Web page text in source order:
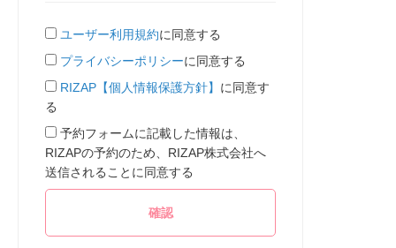
ユーザー利用規約に同意する
プライバシーポリシーに同意する
RIZAP【個人情報保護方針】 に同意す
る
予約フォームに記載した情報は、
RIZAPの予約のため、RIZAP株式会社へ
送信されることに同意する